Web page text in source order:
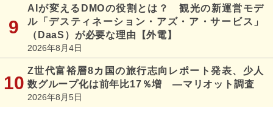
AIが変えるDMOの役割とは？ 観光の新運営モデ
ル「デスティネーション・アズ・ア・サービス」
（DaaS）が必要な理由【外電】
2026年8月4日
Z世代富裕層8カ国の旅行志向レポート発表、少人
数グループ化は前年比17％増 ―マリオット調査
2026年8月5日